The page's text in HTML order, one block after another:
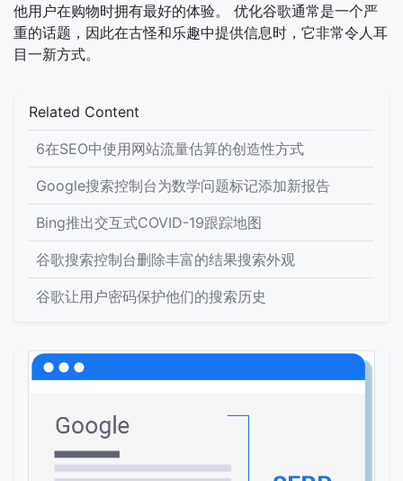
他用户在购物时拥有最好的体验。 优化谷歌通常是一个严
重的话题，因此在古怪和乐趣中提供信息时，它非常令人耳
目一新方式。
Related Content
6在SEO中使用网站流量估算的创造性方式
Google搜索控制台为数学问题标记添加新报告
Bing推出交互式COVID-19跟踪地图
谷歌搜索控制台删除丰富的结果搜索外观
谷歌让用户密码保护他们的搜索历史